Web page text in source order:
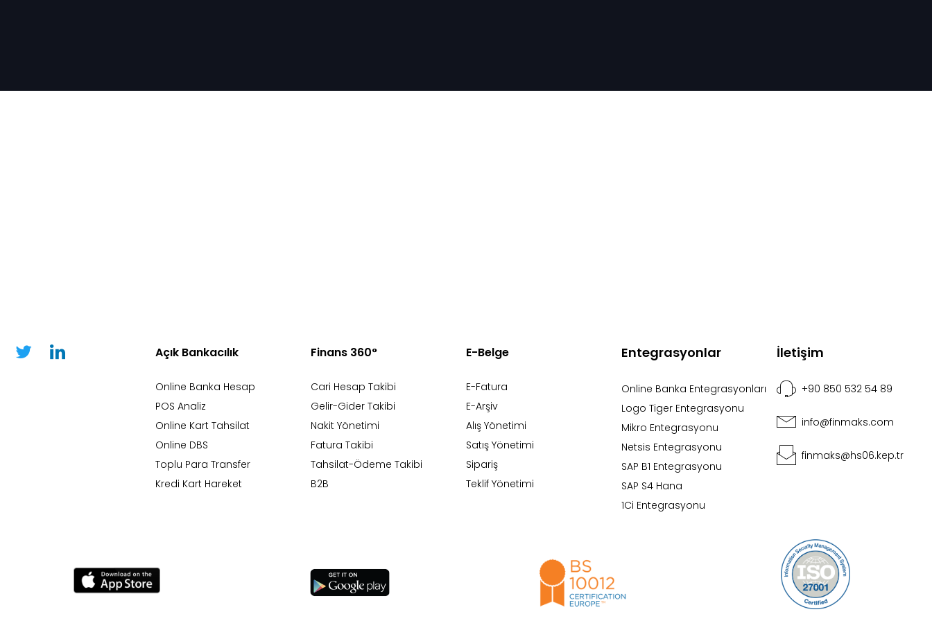
Açık Bankacılık
Online Banka Hesap
POS Analiz
Online Kart Tahsilat
Online DBS
Toplu Para Transfer
Kredi Kart Hareket
Finans 360°
Cari Hesap Takibi
Gelir-Gider Takibi
Nakit Yönetimi
Fatura Takibi
Tahsilat-Ödeme Takibi
B2B
E-Belge
E-Fatura
E-Arşiv
Alış Yönetimi
Satış Yönetimi
Sipariş
Teklif Yönetimi
Entegrasyonlar
Online Banka Entegrasyonları
Logo Tiger Entegrasyonu
Mikro Entegrasyonu
Netsis Entegrasyonu
SAP B1 Entegrasyonu
SAP S4 Hana
1Ci Entegrasyonu
İletişim
+90 850 532 54 89
info@finmaks.com
finmaks@hs06.kep.tr